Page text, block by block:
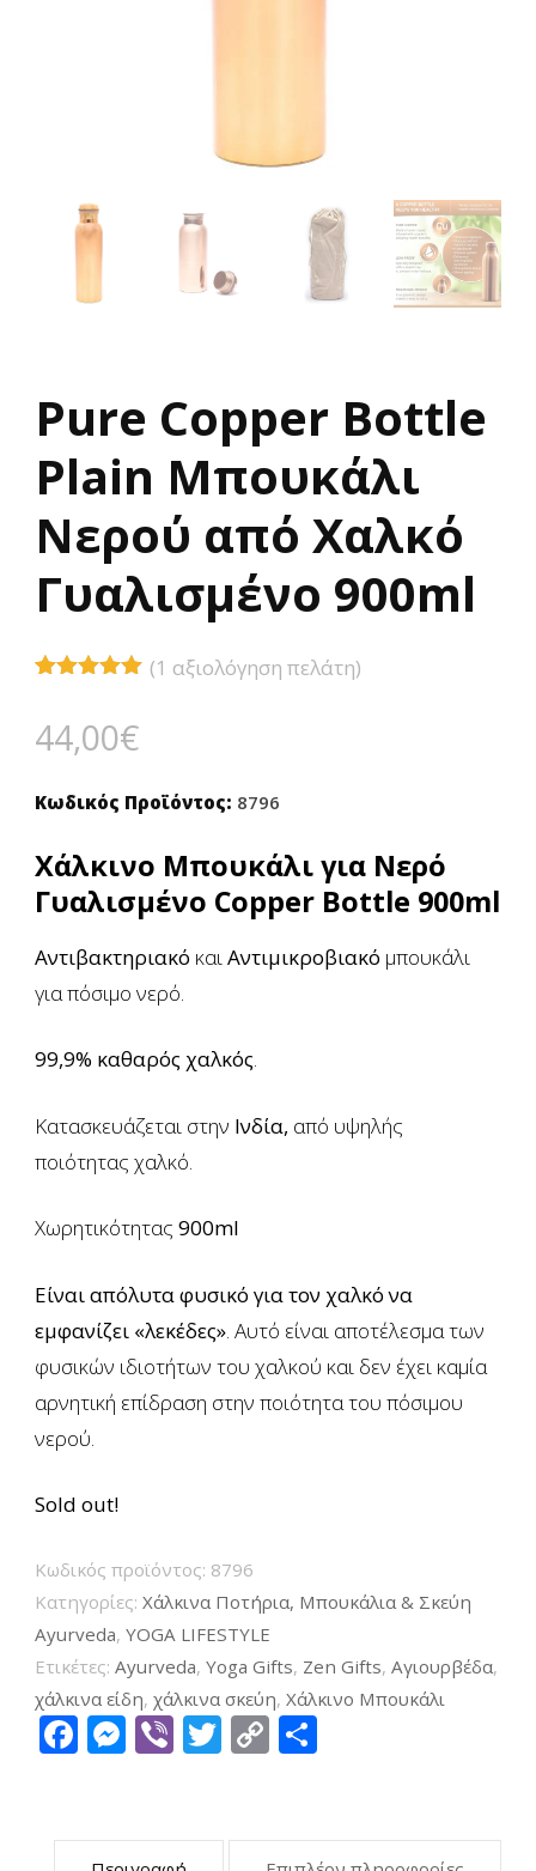
Pure Copper Bottle
Plain Μπουκάλι
Νερού από Χαλκό
Γυαλισμένο 900ml
από 5 με
βάση
πελάτη
(1 αξιολόγηση πελάτη)
44,00€
Κωδικός Προϊόντος: 8796
Χάλκινο Μπουκάλι για Νερό
Γυαλισμένο Copper Bottle 900ml
Αντιβακτηριακό καιΑντιμικροβιακό μπουκάλι
για πόσιμο νερό.
99,9% καθαρός χαλκός.
Κατασκευάζεται στην Ινδία, από υψηλής
ποιότητας χαλκό.
Χωρητικότητας 900ml
Είναι απόλυτα φυσικό για τον χαλκό να
εμφανίζει «λεκέδες». Αυτό είναι αποτέλεσμα των
φυσικών ιδιοτήτων του χαλκού και δεν έχει καμία
αρνητική επίδραση στην ποιότητα του πόσιμου
νερού.
Sold out!
Κωδικός προϊόντος: 8796
Κατηγορίες: Xάλκινα Ποτήρια, Μπουκάλια & Σκεύη
Ayurveda, YOGA LIFESTYLE
Ετικέτες: Ayurveda, Yoga Gifts, Zen Gifts, Αγιουρβέδα,
χάλκινα είδη, χάλκινα σκεύη, Χάλκινο Μπουκάλι
Facebook
Messenger
ViberTwitter
Copy